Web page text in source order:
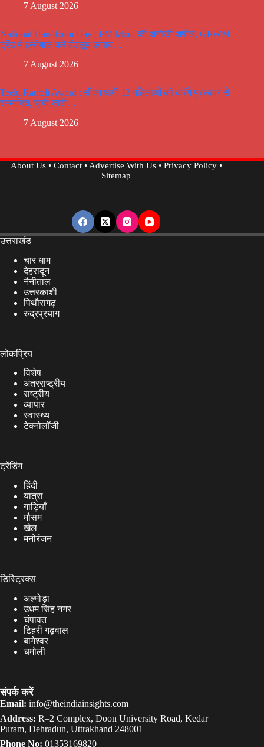
7 August 2026
National Handloom Day : PM Modi की अनोखी अपील, GRWM
ट्रेंड में इस्तेमाल करें हैंडलूम उत्पाद…
7 August 2026
Teelu Rauteli Award : सीएम धामी 13 महिलाओं को करेंगे पुरस्कार से
सम्मानित, सूची जारी…
7 August 2026
About Us• Contact•Advertise With Us• Privacy Policy•
Sitemap
उत्तराखंड
चार धाम
देहरादून
नैनीताल
उत्तरकाशी
पिथौरागढ़
रुद्रप्रयाग
लोकप्रिय
विशेष
अंतरराष्ट्रीय
राष्ट्रीय
व्यापार
स्वास्थ्य
टेक्नोलॉजी
ट्रेंडिंग
हिंदी
यात्रा
गाड़ियाँ
मौसम
खेल
मनोरंजन
डिस्ट्रिक्स
अल्मोड़ा
उधम सिंह नगर
चंपावत
टिहरी गढ़वाल
बागेश्वर
चमोली
संपर्क करें
Email: info@theindiainsights.com
Address: R–2 Complex, Doon University Road, Kedar
Puram, Dehradun, Uttrakhand 248001
Phone No: 01353169820